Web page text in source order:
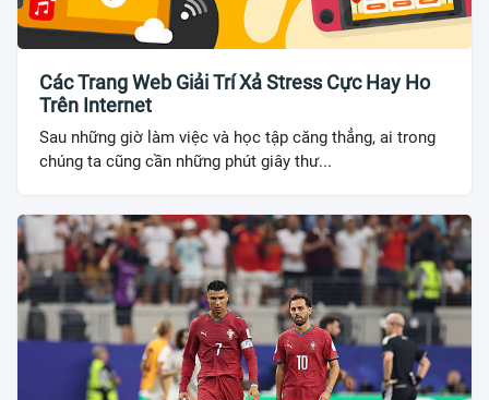
Các Trang Web Giải Trí Xả Stress Cực Hay Ho
Trên Internet
Sau những giờ làm việc và học tập căng thẳng, ai trong
chúng ta cũng cần những phút giây thư...